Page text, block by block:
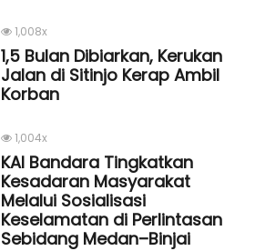
1,008x
1,5 Bulan Dibiarkan, Kerukan
Jalan di Sitinjo Kerap Ambil
Korban
1,004x
KAI Bandara Tingkatkan
Kesadaran Masyarakat
Melalui Sosialisasi
Keselamatan di Perlintasan
Sebidang Medan–Binjai